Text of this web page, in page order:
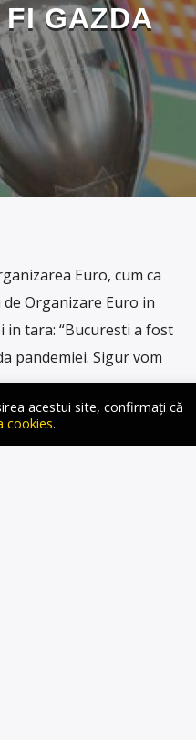
FI GAZDA
Euro, cum ca
Organizare Euro in
in tara: “Bucuresti a fost
pandemiei. Sigur vom
acestui site, confirmați că
cookies.